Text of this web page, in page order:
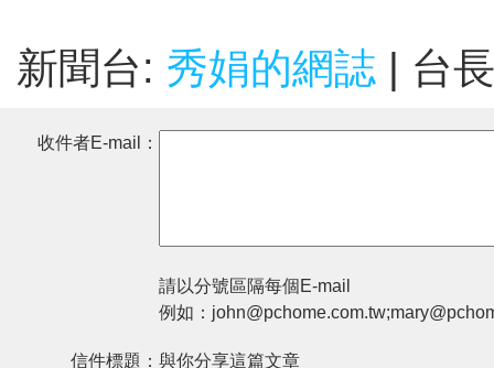
新聞台: 秀娟的網誌 | 台
收件者E-mail：
請以分號區隔每個E-mail
例如：
信件標題： 與你分享這篇文章